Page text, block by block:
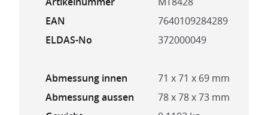
EAN
7640109284289
ELDAS-No
372000049
Abmessung innen
71 x 71 x 69 mm
Abmessung aussen
78 x 78 x 73 mm